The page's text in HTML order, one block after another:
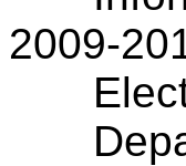
2009-